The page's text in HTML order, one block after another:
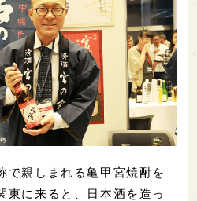
で親しまれる亀甲宮焼酎を
東に来ると、日本酒を造っ